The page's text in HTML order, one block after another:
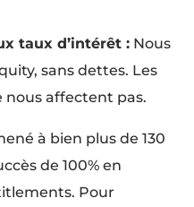
taux d’intérêt : Nous
sans dettes. Les
affectent pas.
à bien plus de 130
de 100% en
Pour